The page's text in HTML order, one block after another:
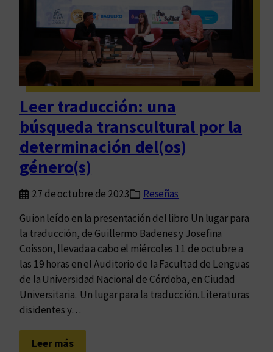
t
r
a
t
a
d
e
p
r
e
g
n
t
a
r
n
o
s
Leer traducción: una
búsqueda transcultural por la
determinación del(os)
género(s)
27 de octubre de 2023
Reseñas
Guion leído en la presentación del libro Un lugar para
la traducción, de Guillermo Badenes y Josefina
Coisson, llevada a cabo el miércoles 11 de octubre a
las 19 horas en el Auditorio de la Facultad de Lenguas
de la Universidad Nacional de Córdoba, en Ciudad
Universitaria. Un lugar para la traducción. Literaturas
disidentes y…
Leer más: